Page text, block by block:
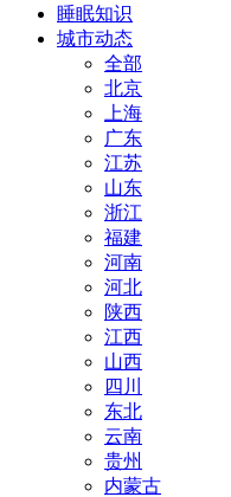
睡眠知识
城市动态
全部
北京
上海
广东
江苏
山东
浙江
福建
河南
河北
陕西
江西
山西
四川
东北
云南
贵州
内蒙古